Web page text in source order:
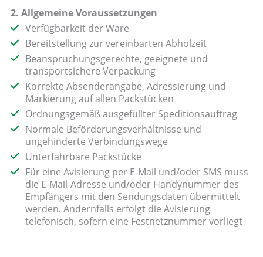
2. Allgemeine Voraussetzungen
Verfügbarkeit der Ware
Bereitstellung zur vereinbarten Abholzeit
Beanspruchungsgerechte, geeignete und
transportsichere Verpackung
Korrekte Absenderangabe, Adressierung und
Markierung auf allen Packstücken
Ordnungsgemäß ausgefüllter Speditionsauftrag
Normale Beförderungsverhältnisse und
ungehinderte Verbindungswege
Unterfahrbare Packstücke
Für eine Avisierung per E-Mail und/oder SMS muss
die E-Mail-Adresse und/oder Handynummer des
Empfängers mit den Sendungsdaten übermittelt
werden. Andernfalls erfolgt die Avisierung
telefonisch, sofern eine Festnetznummer vorliegt